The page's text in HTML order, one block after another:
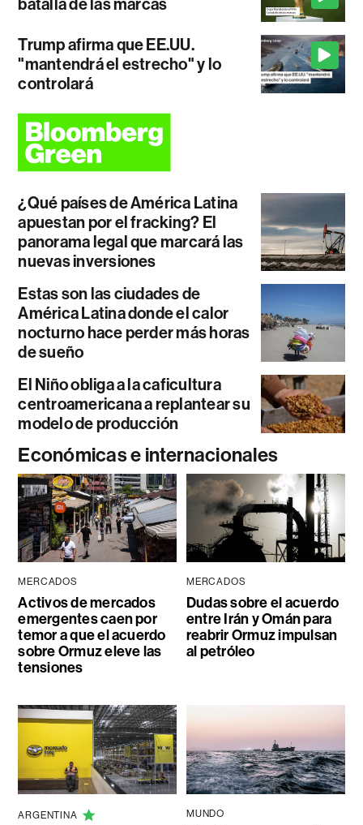
Trump afirma que EE.UU.
"mantendrá el estrecho" y lo
controlará
¿Qué países de América Latina
apuestan por el fracking? El
panorama legal que marcará las
nuevas inversiones
Estas son las ciudades de
América Latina donde el calor
nocturno hace perder más horas
de sueño
El Niño obliga a la caficultura
centroamericana a replantear su
modelo de producción
Económicas e internacionales
MERCADOS
Activos de mercados
emergentes caen por
temor a que el acuerdo
sobre Ormuz eleve las
tensiones
MERCADOS
Dudas sobre el acuerdo
entre Irán y Omán para
reabrir Ormuz impulsan
al petróleo
ARGENTINA MUNDO